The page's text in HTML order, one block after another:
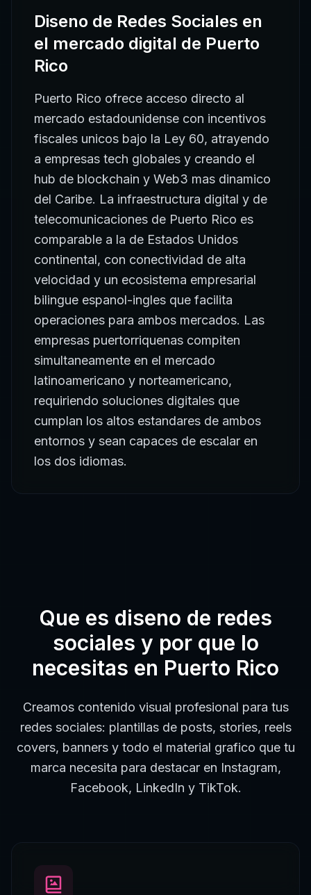
Diseno de Redes Sociales en
el mercado digital de Puerto
Rico
Puerto Rico ofrece acceso directo al
mercado estadounidense con incentivos
fiscales unicos bajo la Ley 60, atrayendo
a empresas tech globales y creando el
hub de blockchain y Web3 mas dinamico
del Caribe. La infraestructura digital y de
telecomunicaciones de Puerto Rico es
comparable a la de Estados Unidos
continental, con conectividad de alta
velocidad y un ecosistema empresarial
bilingue espanol-ingles que facilita
operaciones para ambos mercados. Las
empresas puertorriquenas compiten
simultaneamente en el mercado
latinoamericano y norteamericano,
requiriendo soluciones digitales que
cumplan los altos estandares de ambos
entornos y sean capaces de escalar en
los dos idiomas.
Que es diseno de redes
sociales y por que lo
necesitas en Puerto Rico
Creamos contenido visual profesional para tus
redes sociales: plantillas de posts, stories, reels
covers, banners y todo el material grafico que tu
marca necesita para destacar en Instagram,
Facebook, LinkedIn y TikTok.